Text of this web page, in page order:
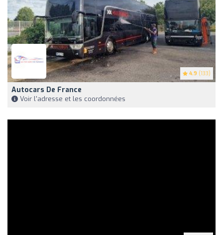
4.9 (133)
Autocars De France
Voir l'adresse et les coordonnées